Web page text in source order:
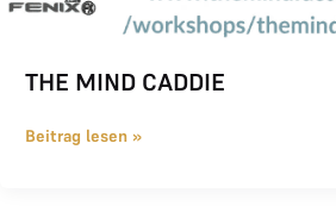
THE MIND CADDIE
Beitrag lesen »